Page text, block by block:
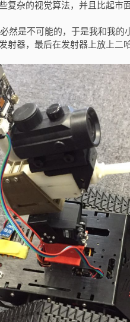
复杂的视觉算法，并且比起
是不可能的，于是我和我的
射器，最后在发射器上放上二